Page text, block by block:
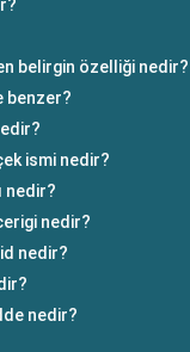
belirgin özelliği nedir?
benzer?
ismi nedir?
nedir?
nedir?
nedir?
nedir?